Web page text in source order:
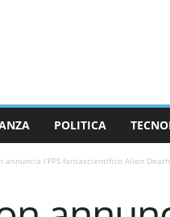
POLITICA
annuncia l’FPS fantascientifico Alien